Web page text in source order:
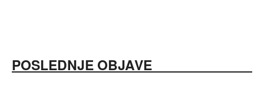
POSLEDNJE OBJAVE